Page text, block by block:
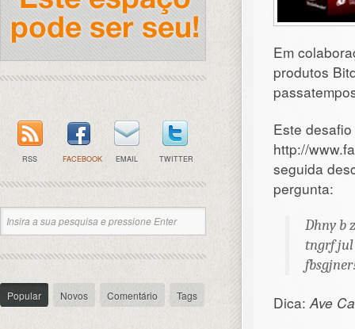
Em
produtos
Este
http://
seguida
pergunta:
Dhny b
tngrf jul
Dica:Ave
RSS FACEBOOK EMAIL TWITTER
Popular Novos Comentário Tags